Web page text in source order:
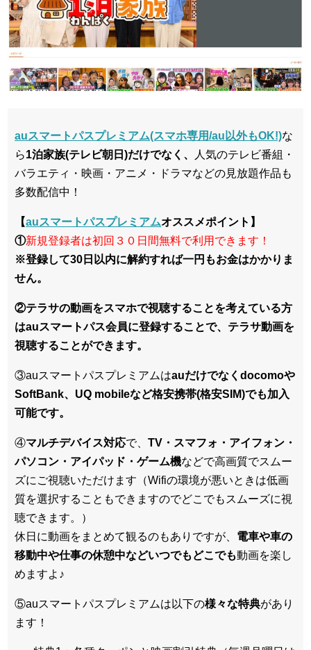
auスマートパスプレミアム(スマホ専用/au以外もOK!)な
ら1泊家族(テレビ朝日)だけでなく、
人気のテレビ番組・
バラエティ・映画・アニメ・ドラマなどの見放題作品も
多数配信中！
【auスマートパスプレミアムオススメポイント】
①新規登録者は初回３０日間無料で利用できます！
※登録して30日以内に解約すれば一円もお金はかかりま
せん。
②テラサの動画をスマホで視聴することを考えている方
はauスマートパス会員に登録することで、テラサ動画を
視聴することができます。
③auスマートパスプレミアムはauだけでなくdocomoや
SoftBank、UQ mobileなど格安携帯(格安SIM)でも加入
可能です。
④マルチデバイス対応で、 TV・スマフォ・アイフォン・
パソコン・アイパッド・ゲーム機などで高画質でスムー
ズにご視聴いただけます（Wifiの環境が悪いときは低画
質を選択することもできますのでどこでもスムーズに視
聴できます。）
休日に動画をまとめて観るのもありですが、 電車や車の
移動中や仕事の休憩中などいつでもどこでも動画を楽し
めますよ♪
⑤auスマートパスプレミアムは以下の様々な特典があり
ます！